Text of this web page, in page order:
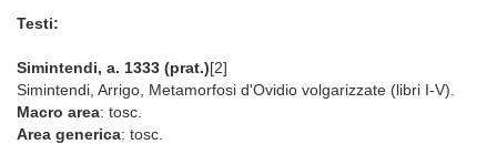
Testi:
Simintendi, a. 1333 (prat.)[2]
Simintendi, Arrigo, Metamorfosi d'Ovidio volgarizzate (libri I-V).
Macro area: tosc.
Area generica: tosc.